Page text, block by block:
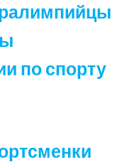
по спорту